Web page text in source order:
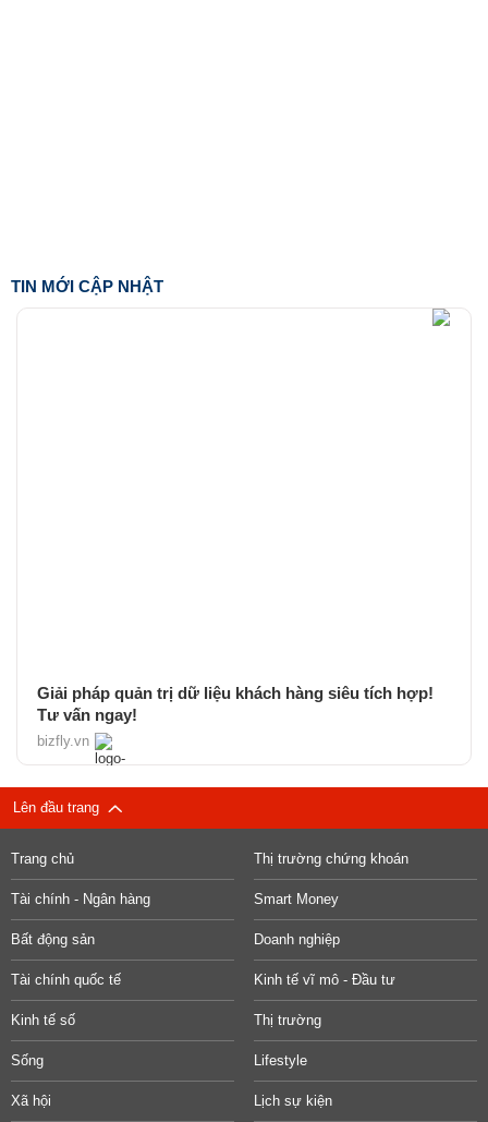
TIN MỚI CẬP NHẬT
Giải pháp quản trị dữ liệu khách hàng siêu tích hợp!
Tư vấn ngay!
bizfly.vn
Lên đầu trang
Trang chủ Thị trường chứng khoán
Tài chính - Ngân hàng Smart Money
Bất động sản Doanh nghiệp
Tài chính quốc tế Kinh tế vĩ mô - Đầu tư
Kinh tế số Thị trường
Sống Lifestyle
Xã hội Lịch sự kiện